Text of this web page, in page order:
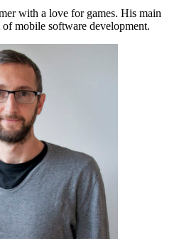
with a love for games. His main
mobile software development.